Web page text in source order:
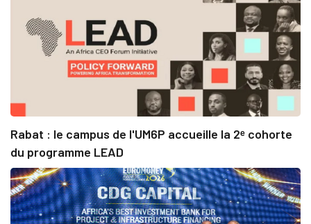
Rabat : le campus de l'UM6P accueille la 2ᵉ cohorte
du programme LEAD